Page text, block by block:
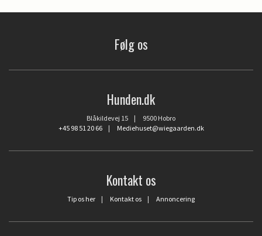
Følg os
Hunden.dk
Blåkildevej 15 | 9500 Hobro
+45 98 51 20 66| Mediehuset@wiegaarden.dk
Kontakt os
Tip os her | Kontakt os | Annoncering